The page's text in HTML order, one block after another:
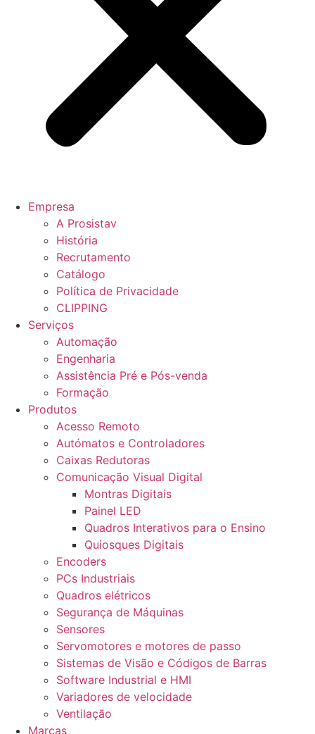
Empresa
A Prosistav
História
Recrutamento
Catálogo
Política de Privacidade
CLIPPING
Serviços
Automação
Engenharia
Assistência Pré e Pós-venda
Formação
Produtos
Acesso Remoto
Autómatos e Controladores
Caixas Redutoras
Comunicação Visual Digital
Montras Digitais
Painel LED
Quadros Interativos para o Ensino
Quiosques Digitais
Encoders
PCs Industriais
Quadros elétricos
Segurança de Máquinas
Sensores
Servomotores e motores de passo
Sistemas de Visão e Códigos de Barras
Software Industrial e HMI
Variadores de velocidade
Ventilação
Marcas